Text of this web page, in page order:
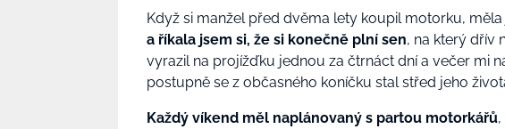
Když si manžel před dvěma lety koupil motorku, měla
a říkala jsem si, že si konečně plní sen, na který dřív
vyrazil na projížďku jednou za čtrnáct dní a večer mi
postupně se z občasného koníčku stal střed jeho
Každý víkend měl naplánovaný s partou motorkářů